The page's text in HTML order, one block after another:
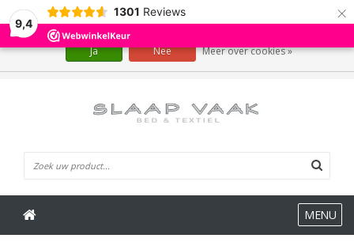
9,4
1301 Reviews ×
MENU
Wij slaan cookies op om onze website te verbeteren. Is dat akkoord?
Ja Nee Meer over cookies »